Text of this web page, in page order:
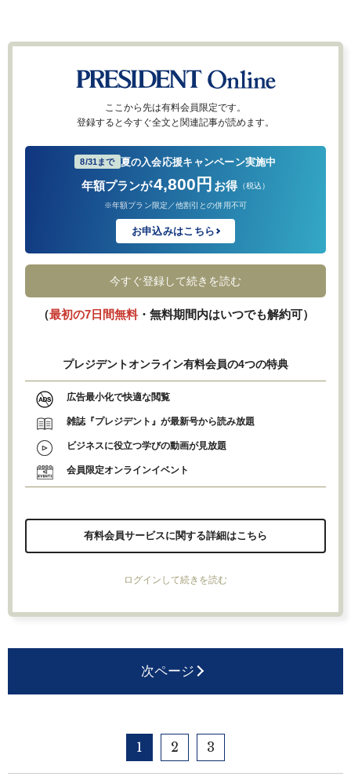
ここから先は有料会員限定です。
登録すると今すぐ全文と関連記事が読めます。
8/31まで 夏の入会応援キャンペーン実施中
年額プランが4,800円 お得 （税込）
※年額プラン限定／他割引との併用不可
お申込みはこちら
今すぐ登録して続きを読む
（最初の7日間無料・無料期間内はいつでも解約可）
プレジデントオンライン有料会員の4つの特典
広告最小化で快適な閲覧
雑誌『プレジデント』が最新号から読み放題
ビジネスに役立つ学びの動画が見放題
会員限定オンラインイベント
有料会員サービスに関する詳細はこちら
ログインして続きを読む
次ページ
1 2 3